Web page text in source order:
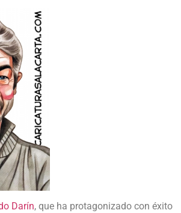
Darín, que ha protagonizado con éxito